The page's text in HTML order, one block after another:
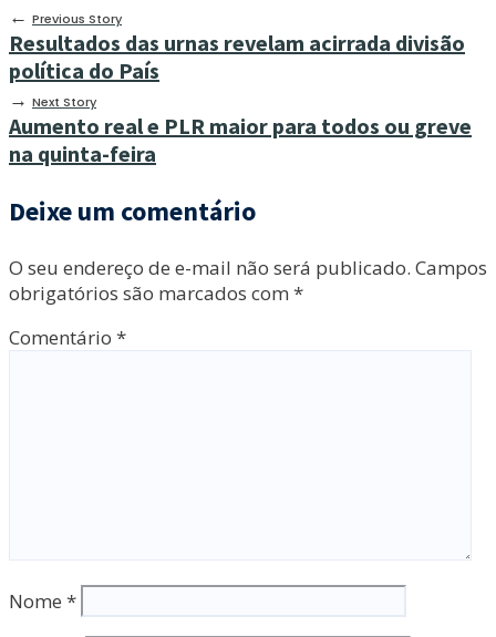
← Previous Story
Resultados das urnas revelam acirrada divisão
política do País
→ Next Story
Aumento real e PLR maior para todos ou greve
na quinta-feira
Deixe um comentário
O seu endereço de e-mail não será publicado. Campos
obrigatórios são marcados com *
Comentário *
Nome *